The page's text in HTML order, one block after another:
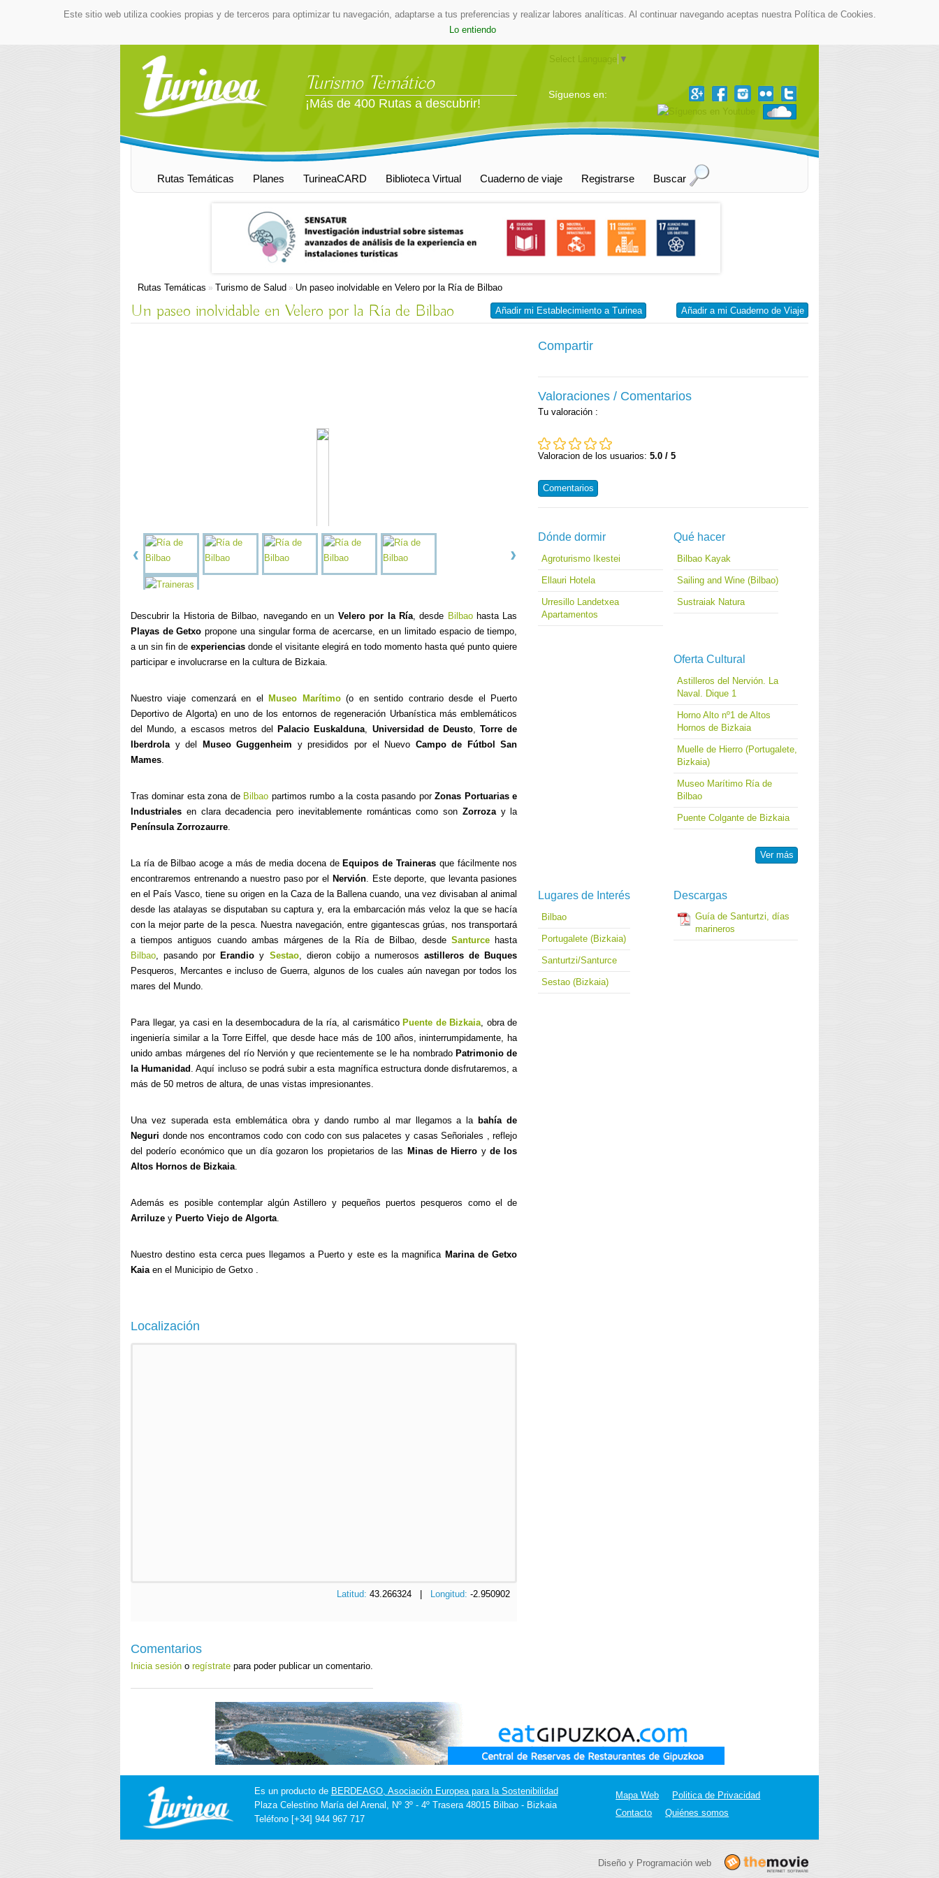
Este sitio web utiliza cookies propias y de terceros para optimizar tu navegación, adaptarse a tus preferencias y realizar labores analíticas. Al continuar navegando aceptas nuestra Política de Cookies.
Lo entiendo
Turismo Temático
¡Más de 400 Rutas a descubrir!
Select Language ▼
Síguenos en:
Rutas Temáticas Planes TurineaCARD Biblioteca Virtual Cuaderno de viaje Registrarse Buscar
Rutas Temáticas » Turismo de Salud » Un paseo inolvidable en Velero por la Ría de Bilbao
Añadir a mi Cuaderno de Viaje
Añadir mi Establecimiento a Turinea
Un paseo inolvidable en Velero por la Ría de Bilbao
Descubrir la Historia de Bilbao, navegando en un Velero por la Ría, desde Bilbaohasta Las
Playas de Getxo propone una singular forma de acercarse, en un limitado espacio de tiempo,
a un sin fin deexperiencias donde el visitante elegirá en todo momento hasta qué punto quiere
participar e involucrarse en la cultura de Bizkaia.
Nuestro viaje comenzará en el Museo Marítimo(o en sentido contrario desde el Puerto
Deportivo de Algorta) en uno de los entornos de regeneración Urbanística más emblemáticos
del Mundo, a escasos metros del
Palacio Euskalduna, Universidad de Deusto,Torre de
Iberdrolay del Museo Guggenheim y presididos por el Nuevo Campo de Fútbol San
Mames.
Tras dominar esta zona de Bilbao partimos rumbo a la costa pasando porZonas Portuarias e
Industriales en clara decadencia pero inevitablemente románticas como son Zorrozay la
Península Zorrozaurre.
La ría de Bilbao acoge a más de media docena de Equipos de Traineras que fácilmente nos
encontraremos entrenando a nuestro paso por el
Nervión. Este deporte, que levanta pasiones
en el País Vasco, tiene su origen en la Caza de la Ballena cuando, una vez divisaban al animal
desde las atalayas se disputaban su captura y, era la embarcación más veloz la que se hacía
con la mejor parte de la pesca. Nuestra navegación, entre gigantescas grúas, nos transportará
a tiempos antiguos cuando ambas márgenes de la Ría de Bilbao, desdeSanturce hasta
Bilbao, pasando por Erandio y Sestao, dieron cobijo a numerososastilleros de Buques
Pesqueros, Mercantes e incluso de Guerra, algunos de los cuales aún navegan por todos los
mares del Mundo.
Para llegar, ya casi en la desembocadura de la ría, al carismático Puente de Bizkaia, obra de
ingeniería similar a la Torre Eiffel, que desde hace más de 100 años, ininterrumpidamente, ha
unido ambas márgenes del río Nervión y que recientemente se le ha nombrado Patrimonio de
la Humanidad . Aquí incluso se podrá subir a esta magnífica estructura donde disfrutaremos, a
más de 50 metros de altura, de unas vistas impresionantes.
Una vez superada esta emblemática obra y dando rumbo al mar llegamos a la bahía de
Neguri donde nos encontramos codo con codo con sus palacetes y casas Señoriales , reflejo
del poderío económico que un día gozaron los propietarios de las Minas de Hierro yde los
Altos Hornos de Bizkaia.
Además es posible contemplar algún Astillero y pequeños puertos pesqueros como el de
Arriluze y Puerto Viejo de Algorta.
Nuestro destino esta cerca pues llegamos a Puerto y este es la magnifica Marina de Getxo
Kaiaen el Municipio de Getxo .
Localización
Latitud:43.266324 | Longitud:-2.950902
Comentarios
Inicia sesión o regístrate para poder publicar un comentario.
Compartir
Valoraciones / Comentarios
Tu valoración :
Valoracion de los usuarios:5.0 / 5
Comentarios
Dónde dormir
Agroturismo Ikestei
Ellauri Hotela
Urresillo Landetxea
Apartamentos
Qué hacer
Bilbao Kayak
Sailing and Wine (Bilbao)
Sustraiak Natura
Oferta Cultural
Astilleros del Nervión. La
Naval. Dique 1
Horno Alto nº1 de Altos
Hornos de Bizkaia
Muelle de Hierro (Portugalete,
Bizkaia)
Museo Marítimo Ría de
Bilbao
Puente Colgante de Bizkaia
Ver más
Lugares de Interés
Bilbao
Portugalete (Bizkaia)
Santurtzi/Santurce
Sestao (Bizkaia)
Descargas
Guía de Santurtzi, días
marineros
Es un producto de BERDEAGO, Asociación Europea para la Sostenibilidad
Plaza Celestino María del Arenal, Nº 3º - 4º Trasera 48015 Bilbao - Bizkaia
Teléfono [+34] 944 967 717
Mapa Web
Politica de Privacidad
Contacto
Quiénes somos
Diseño y Programación web